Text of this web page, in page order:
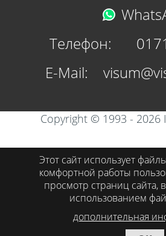
Copyright © 1993 - 2026
Этот сайт использует
комфортной работы
просмотр страниц сайта,
использованием
дополнительная